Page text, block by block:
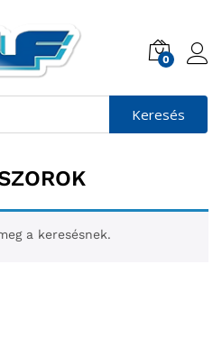
0
Keresés
a keresésnek.